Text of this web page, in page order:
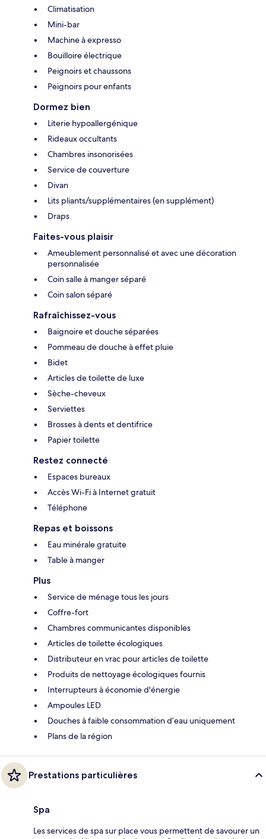
Climatisation
Mini-bar
Machine à expresso
Bouilloire électrique
Peignoirs et chaussons
Peignoirs pour enfants
Dormez bien
Literie hypoallergénique
Rideaux occultants
Chambres insonorisées
Service de couverture
Divan
Lits pliants/supplémentaires (en supplément)
Draps
Faites-vous plaisir
Ameublement personnalisé et avec une décoration
personnalisée
Coin salle à manger séparé
Coin salon séparé
Rafraîchissez-vous
Baignoire et douche séparées
Pommeau de douche à effet pluie
Bidet
Articles de toilette de luxe
Sèche-cheveux
Serviettes
Brosses à dents et dentifrice
Papier toilette
Restez connecté
Espaces bureaux
Accès Wi-Fi à Internet gratuit
Téléphone
Repas et boissons
Eau minérale gratuite
Table à manger
Plus
Service de ménage tous les jours
Coffre-fort
Chambres communicantes disponibles
Articles de toilette écologiques
Distributeur en vrac pour articles de toilette
Produits de nettoyage écologiques fournis
Interrupteurs à économie d'énergie
Ampoules LED
Douches à faible consommation d’eau uniquement
Plans de la région
Prestations particulières
Spa
Les services de spa sur place vous permettent de savourer un